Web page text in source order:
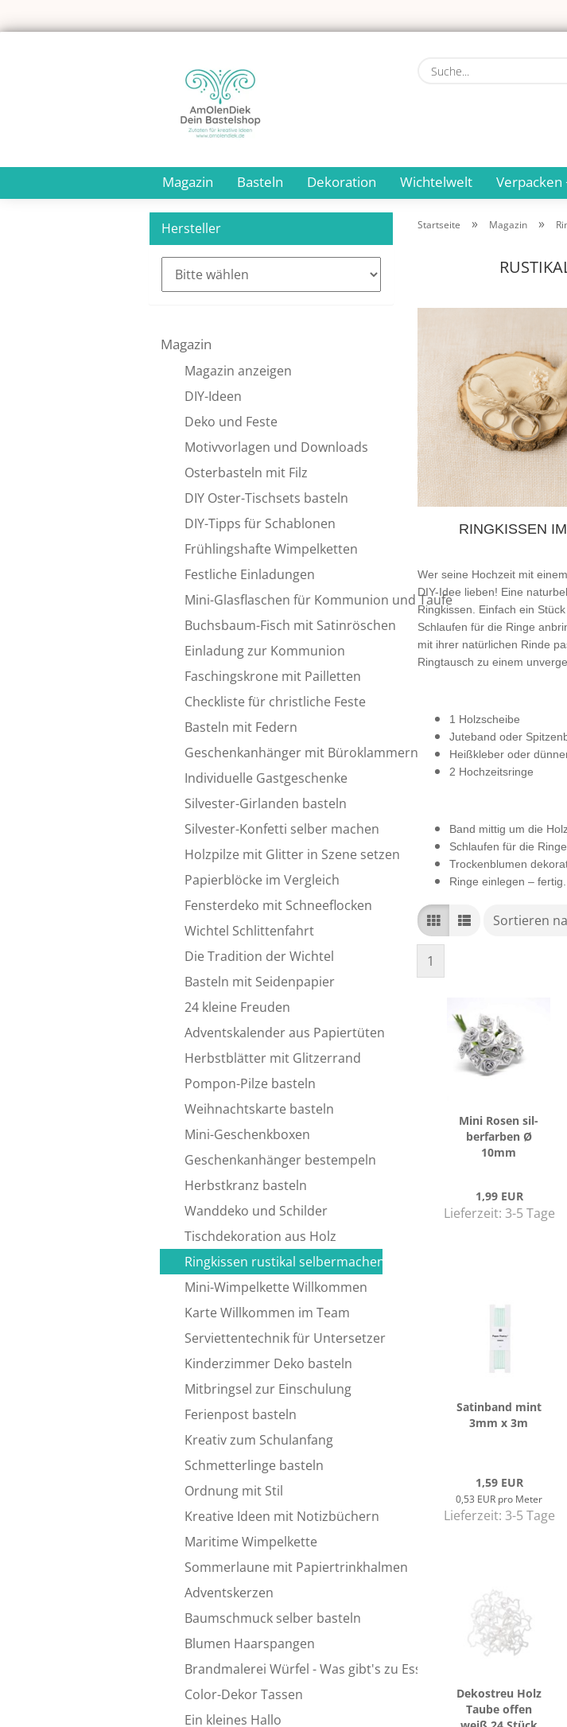
Magazin Basteln Dekoration Wichtelwelt Verpacken
Startseite » Magazin »
RINGKISSEN
Wer seine Hochzeit mit
DIY-Idee lieben! Eine
Ringkissen. Einfach ein
Schlaufen für die Ringe
mit ihrer natürlichen Rinde
Ringtausch zu einem
1 Holzscheibe
Juteband oder
Heißkleber oder
2 Hochzeitsringe
Band mittig um die
Schlaufen für die
Trockenblumen
Ringe einlegen – fertig.
Sortieren
Sortieren
1
Mini Rosen sil­
ber­far­ben Ø
10mm
1,99 EUR
Lieferzeit: 3-5 Tage
Sa­tin­band mint
3mm x 3m
1,59 EUR
0,53 EUR pro Meter
Lieferzeit: 3-5 Tage
De­ko­streu Holz
Taube offen
Hersteller
Magazin
Magazin anzeigen
DIY-Ideen
Deko und Feste
Motivvorlagen und Downloads
Osterbasteln mit Filz
DIY Oster-Tischsets basteln
DIY-Tipps für Schablonen
Frühlingshafte Wimpelketten
Festliche Einladungen
Mini-Glasflaschen für Kommunion und Taufe
Buchsbaum-Fisch mit Satinröschen
Einladung zur Kommunion
Faschingskrone mit Pailletten
Checkliste für christliche Feste
Basteln mit Federn
Geschenkanhänger mit Büroklammern
Individuelle Gastgeschenke
Silvester-Girlanden basteln
Silvester-Konfetti selber machen
Holzpilze mit Glitter in Szene setzen
Papierblöcke im Vergleich
Fensterdeko mit Schneeflocken
Wichtel Schlittenfahrt
Die Tradition der Wichtel
Basteln mit Seidenpapier
24 kleine Freuden
Adventskalender aus Papiertüten
Herbstblätter mit Glitzerrand
Pompon-Pilze basteln
Weihnachtskarte basteln
Mini-Geschenkboxen
Geschenkanhänger bestempeln
Herbstkranz basteln
Wanddeko und Schilder
Tischdekoration aus Holz
Ringkissen rustikal selbermachen
Mini-Wimpelkette Willkommen
Karte Willkommen im Team
Serviettentechnik für Untersetzer
Kinderzimmer Deko basteln
Mitbringsel zur Einschulung
Ferienpost basteln
Kreativ zum Schulanfang
Schmetterlinge basteln
Ordnung mit Stil
Kreative Ideen mit Notizbüchern
Maritime Wimpelkette
Sommerlaune mit Papiertrinkhalmen
Adventskerzen
Baumschmuck selber basteln
Blumen Haarspangen
Brandmalerei Würfel - Was gibt's zu Essen?
Color-Dekor Tassen
Ein kleines Hallo